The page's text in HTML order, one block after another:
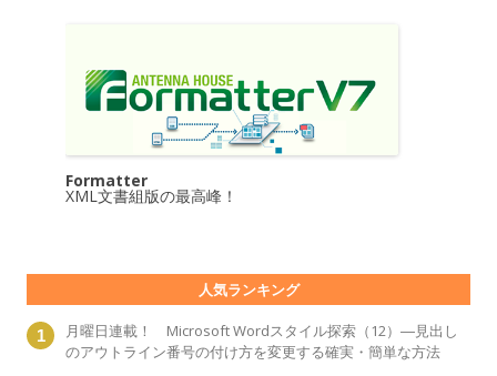
Formatter
XML文書組版の最高峰！
人気ランキング
月曜日連載！ Microsoft Wordスタイル探索（12）―見出し
のアウトライン番号の付け方を変更する確実・簡単な方法